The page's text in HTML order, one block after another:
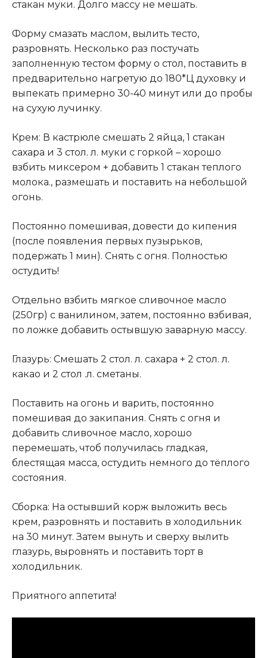
стакан муки. Долго массу не мешать.
Форму смазать маслом, вылить тесто,
разровнять. Несколько раз постучать
заполненную тестом форму о стол, поставить в
предварительно нагретую до 180*Ц духовку и
выпекать примерно 30-40 минут или до пробы
на сухую лучинку.
Крем: В кастрюле смешать 2 яйца, 1 стакан
сахара и 3 стол. л. муки с горкой – хорошо
взбить миксером + добавить 1 стакан теплого
молока., размешать и поставить на небольшой
огонь.
Постоянно помешивая, довести до кипения
(после появления первых пузырьков,
подержать 1 мин). Снять с огня. Полностью
остудить!
Отдельно взбить мягкое сливочное масло
(250гр) с ванилином, затем, постоянно взбивая,
по ложке добавить остывшую заварную массу.
Глазурь: Смешать 2 стол. л. сахара + 2 стол. л.
какао и 2 стол .л. сметаны.
Поставить на огонь и варить, постоянно
помешивая до закипания. Снять с огня и
добавить сливочное масло, хорошо
перемешать, чтоб получилась гладкая,
блестящая масса, остудить немного до тёплого
состояния.
Сборка: На остывший корж выложить весь
крем, разровнять и поставить в холодильник
на 30 минут. Затем вынуть и сверху вылить
глазурь, выровнять и поставить торт в
холодильник.
Приятного аппетита!